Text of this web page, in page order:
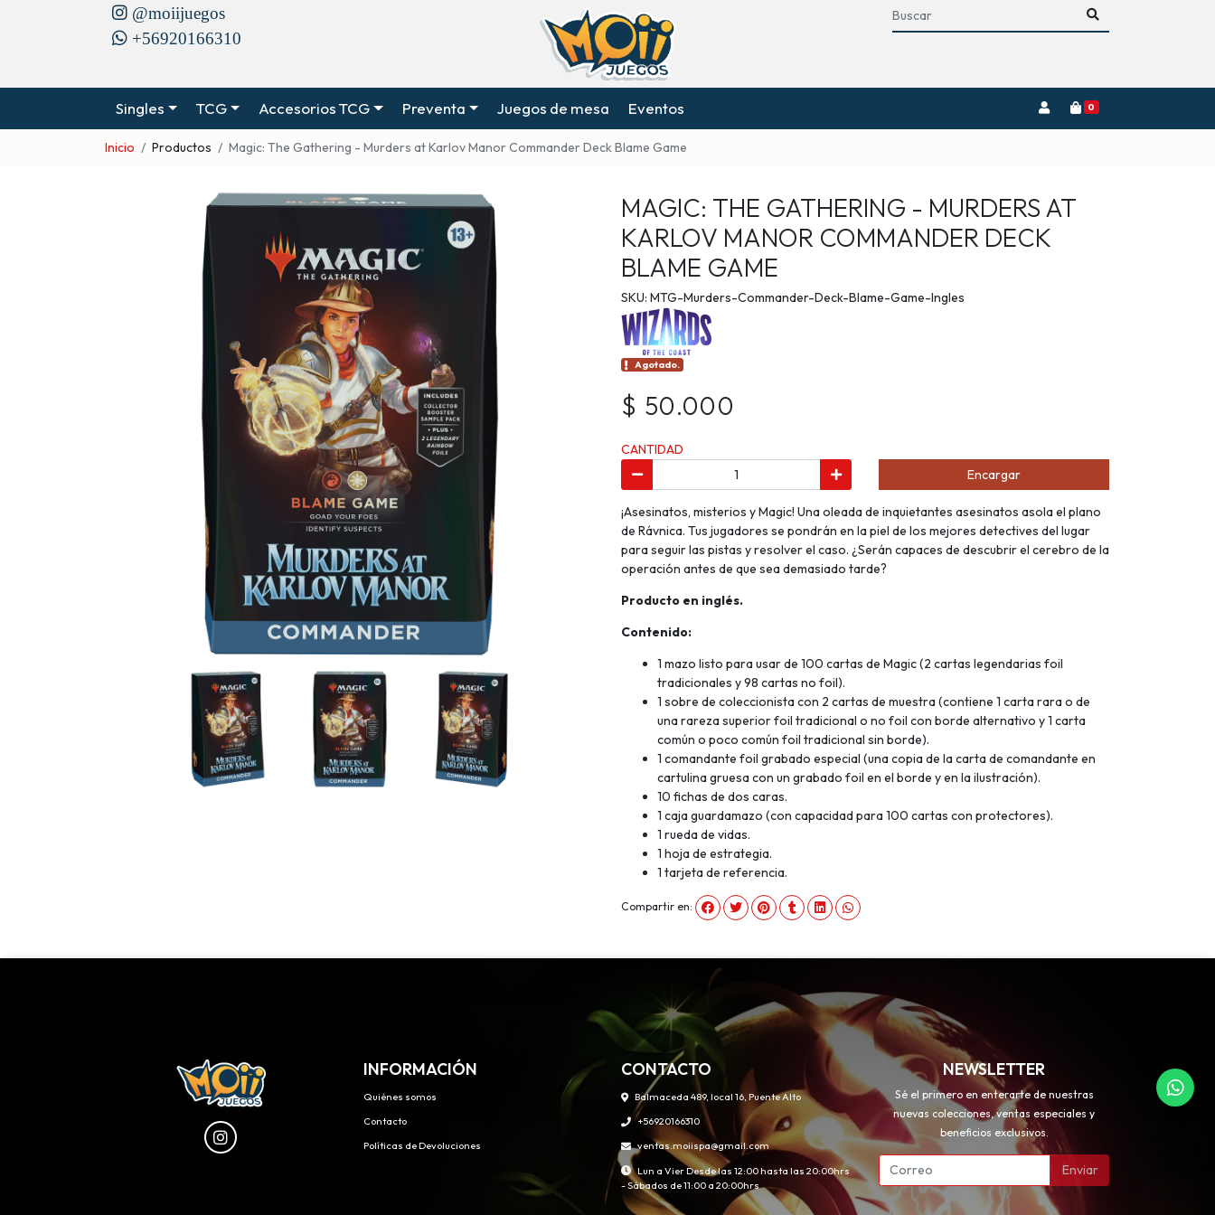
@moiijuegos
+56920166310
Singles TCG Accesorios TCG Preventa Juegos de mesa Eventos 0
Inicio Productos Magic: The Gathering - Murders at Karlov Manor Commander Deck Blame Game
MAGIC: THE GATHERING - MURDERS AT
KARLOV MANOR COMMANDER DECK
BLAME GAME
SKU: MTG-Murders-Commander-Deck-Blame-Game-Ingles
Agotado.
$ 50.000
CANTIDAD
Encargar
¡Asesinatos, misterios y Magic! Una oleada de inquietantes asesinatos asola el plano
de Rávnica. Tus jugadores se pondrán en la piel de los mejores detectives del lugar
para seguir las pistas y resolver el caso. ¿Serán capaces de descubrir el cerebro de la
operación antes de que sea demasiado tarde?
Producto en inglés.
Contenido:
1 mazo listo para usar de 100 cartas de Magic (2 cartas legendarias foil
tradicionales y 98 cartas no foil).
1 sobre de coleccionista con 2 cartas de muestra (contiene 1 carta rara o de
una rareza superior foil tradicional o no foil con borde alternativo y 1 carta
común o poco común foil tradicional sin borde).
1 comandante foil grabado especial (una copia de la carta de comandante en
cartulina gruesa con un grabado foil en el borde y en la ilustración).
10 fichas de dos caras.
1 caja guardamazo (con capacidad para 100 cartas con protectores).
1 rueda de vidas.
1 hoja de estrategia.
1 tarjeta de referencia.
Compartir en:
INFORMACIÓN
Quiénes somos
Contacto
Políticas de Devoluciones
CONTACTO
Balmaceda 489, local 16, Puente Alto
+56920166310
ventas.moiispa@gmail.com
Lun a Vier Desde las 12:00 hasta las 20:00hrs
- Sábados de 11:00 a 20:00hrs
NEWSLETTER
Sé el primero en enterarte de nuestras
nuevas colecciones, ventas especiales y
beneficios exclusivos.
Enviar